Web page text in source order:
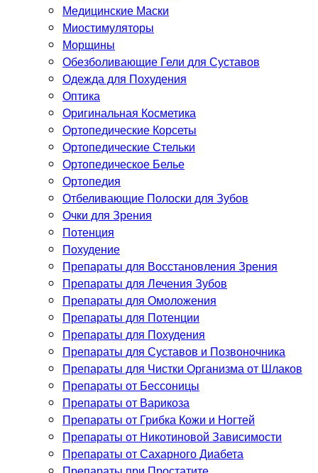
Медицинские Маски
Миостимуляторы
Морщины
Обезболивающие Гели для Суставов
Одежда для Похудения
Оптика
Оригинальная Косметика
Ортопедические Корсеты
Ортопедические Стельки
Ортопедическое Белье
Ортопедия
Отбеливающие Полоски для Зубов
Очки для Зрения
Потенция
Похудение
Препараты для Восстановления Зрения
Препараты для Лечения Зубов
Препараты для Омоложения
Препараты для Потенции
Препараты для Похудения
Препараты для Суставов и Позвоночника
Препараты для Чистки Организма от Шлаков
Препараты от Бессоницы
Препараты от Варикоза
Препараты от Грибка Кожи и Ногтей
Препараты от Никотиновой Зависимости
Препараты от Сахарного Диабета